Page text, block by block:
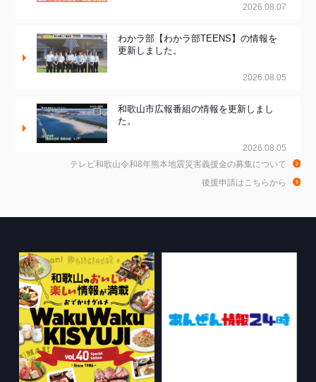
2026.08.07
わかラ部【わかラ部TEENS】の情報を
更新しました。
2026.08.05
和歌山市広報番組の情報を更新しまし
た。
2026.08.05
和歌山de乾杯！の情報を更新しました。
2026.08.04
WTV NEWS6【WAKAYAMA SDGs】の
情報を更新しました。
特別番組【8月】の情報を更新しました。
WTV NEWS6【ここ押し！】の情報を更
新しました。
テレビ和歌山令和8年熊本地震災害義援金の募集について
後援申請はこちらから